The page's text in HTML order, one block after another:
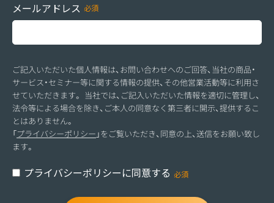
メールアドレス
ご記入いただいた個人情報は、お問い合わせへのご回答、当社の商品・
サービス・セミナー等に関する情報の提供、その他営業活動等に利用さ
せていただきます。 当社では、ご記入いただいた情報を適切に管理し、
法令等による場合を除き、ご本人の同意なく第三者に開示、提供するこ
とはありません。
「プライバシーポリシー 」をご覧いただき、同意の上、送信をお願い致し
ます。
プライバシーポリシーに同意する